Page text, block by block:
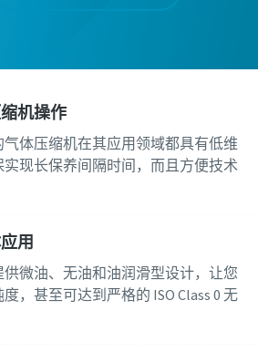
机操作
体压缩机在其应用领域都具有低维
现长保养间隔时间，而且方便技术
用
微油、无油和油润滑型设计，让您
，甚至可达到严格的 ISO Class 0 无